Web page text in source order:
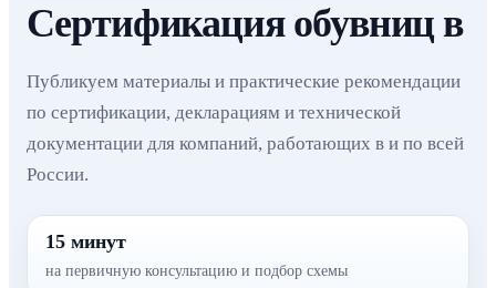
Сертификация обувниц в
Публикуем материалы и практические рекомендации
по сертификации, декларациям и технической
документации для компаний, работающих в и по всей
России.
15 минут
на первичную консультацию и подбор схемы